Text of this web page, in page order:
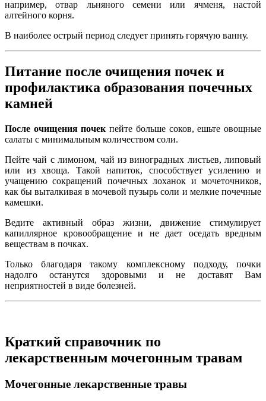
например, отвар льняного семени или ячменя, настой
алтейного корня.
В наиболее острый период следует принять горячую ванну.
Питание после очищения почек и
профилактика образования почечных
камней
После очищения почек пейте больше соков, ешьте овощные
салаты с минимальным количеством соли.
Пейте чай с лимоном, чай из виноградных листьев, липовый
или из хвоща. Такой напиток, способствует усилению и
учащению сокращений почечных лоханок и мочеточников,
как бы выталкивая в мочевой пузырь соли и мелкие почечные
камешки.
Ведите активный образ жизни, движение стимулирует
капиллярное кровообращение и не дает оседать вредным
веществам в почках.
Только благодаря такому комплексному подходу, почки
надолго останутся здоровыми и не доставят Вам
неприятностей в виде болезней.
Краткий справочник по
лекарственным мочегонным травам
Мочегонные лекарственные травы